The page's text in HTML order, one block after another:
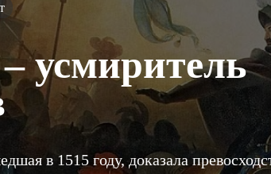
усмиритель
в 1515 году, доказала